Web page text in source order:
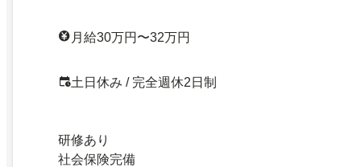
月給30万円〜32万円
土日休み / 完全週休2日制
研修あり
社会保険完備